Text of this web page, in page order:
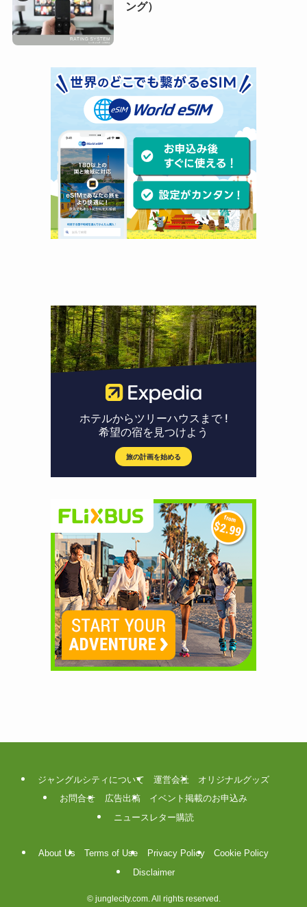
ング）
ジャングルシティについて 運営会社
オリジナルグッズ
お問合せ
広告出稿
イベント掲載のお申込み
ニュースレター購読
About Us Terms of Use Privacy Policy
Cookie Policy
Disclaimer
©junglecity.com. All rights reserved.